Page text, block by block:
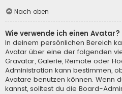
Nach oben
Wie verwende ich einen Avatar?
In deinem persönlichen Bereich
Avatar über eine der folgenden
Gravatar, Galerie, Remote oder
Administration kann bestimmen,
Avatare benutzen können. Wenn
kannst, solltest du die Board-